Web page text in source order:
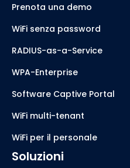
Prenota una demo
WiFi senza password
RADIUS-as-a-Service
WPA-Enterprise
Software Captive Portal
WiFi multi-tenant
WiFi per il personale
Soluzioni